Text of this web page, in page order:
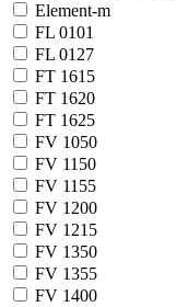
Element-m
FL 0101
FL 0127
FT 1615
FT 1620
FT 1625
FV 1050
FV 1150
FV 1155
FV 1200
FV 1215
FV 1350
FV 1355
FV 1400